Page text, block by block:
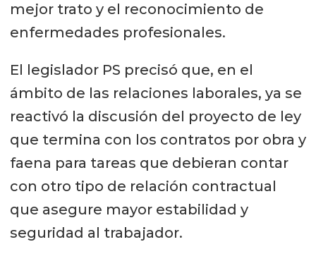
mejor trato y el reconocimiento de
enfermedades profesionales.
El legislador PS precisó que, en el
ámbito de las relaciones laborales, ya se
reactivó la discusión del proyecto de ley
que termina con los contratos por obra y
faena para tareas que debieran contar
con otro tipo de relación contractual
que asegure mayor estabilidad y
seguridad al trabajador.